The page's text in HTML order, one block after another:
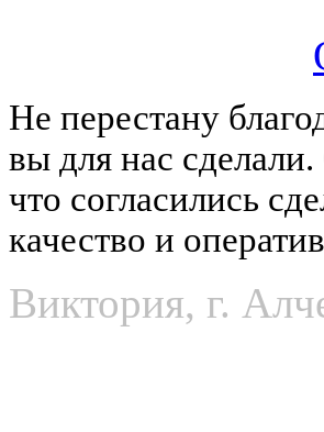
Не перестану
вы для нас
что согласились
качество и
Виктория, г.